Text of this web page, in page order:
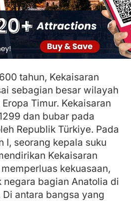
tahun, Kekaisaran
sebagian besar wilayah
Timur. Kekaisaran
dan bubar pada
Republik Türkiye. Pada
I, seorang kepala suku
Kekaisaran
kekuasaan,
bagian Anatolia di
antara bangsa yang